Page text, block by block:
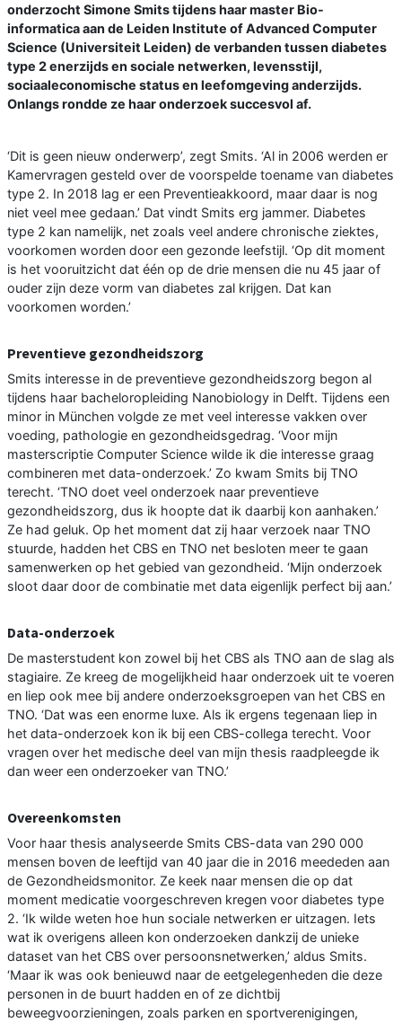
onderzocht Simone Smits tijdens haar master Bio-
informatica aan de Leiden Institute of Advanced Computer
Science (Universiteit Leiden) de verbanden tussen diabetes
type 2 enerzijds en sociale netwerken, levensstijl,
sociaaleconomische status en leefomgeving anderzijds.
Onlangs rondde ze haar onderzoek succesvol af.
‘Dit is geen nieuw onderwerp’, zegt Smits. ‘Al in 2006 werden er
Kamervragen gesteld over de voorspelde toename van diabetes
type 2. In 2018 lag er een Preventieakkoord, maar daar is nog
niet veel mee gedaan.’ Dat vindt Smits erg jammer. Diabetes
type 2 kan namelijk, net zoals veel andere chronische ziektes,
voorkomen worden door een gezonde leefstijl. ‘Op dit moment
is het vooruitzicht dat één op de drie mensen die nu 45 jaar of
ouder zijn deze vorm van diabetes zal krijgen. Dat kan
voorkomen worden.’
Preventieve gezondheidszorg
Smits interesse in de preventieve gezondheidszorg begon al
tijdens haar bacheloropleiding Nanobiology in Delft. Tijdens een
minor in München volgde ze met veel interesse vakken over
voeding, pathologie en gezondheidsgedrag. ‘Voor mijn
masterscriptie Computer Science wilde ik die interesse graag
combineren met data-onderzoek.’ Zo kwam Smits bij TNO
terecht. ‘TNO doet veel onderzoek naar preventieve
gezondheidszorg, dus ik hoopte dat ik daarbij kon aanhaken.’
Ze had geluk. Op het moment dat zij haar verzoek naar TNO
stuurde, hadden het CBS en TNO net besloten meer te gaan
samenwerken op het gebied van gezondheid. ‘Mijn onderzoek
sloot daar door de combinatie met data eigenlijk perfect bij aan.’
Data-onderzoek
De masterstudent kon zowel bij het CBS als TNO aan de slag als
stagiaire. Ze kreeg de mogelijkheid haar onderzoek uit te voeren
en liep ook mee bij andere onderzoeksgroepen van het CBS en
TNO. ‘Dat was een enorme luxe. Als ik ergens tegenaan liep in
het data-onderzoek kon ik bij een CBS-collega terecht. Voor
vragen over het medische deel van mijn thesis raadpleegde ik
dan weer een onderzoeker van TNO.’
Overeenkomsten
Voor haar thesis analyseerde Smits CBS-data van 290 000
mensen boven de leeftijd van 40 jaar die in 2016 meededen aan
de Gezondheidsmonitor. Ze keek naar mensen die op dat
moment medicatie voorgeschreven kregen voor diabetes type
2. ‘Ik wilde weten hoe hun sociale netwerken er uitzagen. Iets
wat ik overigens alleen kon onderzoeken dankzij de unieke
dataset van het CBS over persoonsnetwerken,’ aldus Smits.
‘Maar ik was ook benieuwd naar de eetgelegenheden die deze
personen in de buurt hadden en of ze dichtbij
beweegvoorzieningen, zoals parken en sportverenigingen,